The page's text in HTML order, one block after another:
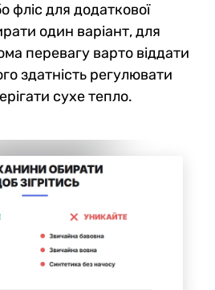
фліс для додаткової
один варіант, для
перевагу варто віддати
здатність регулювати
сухе тепло.